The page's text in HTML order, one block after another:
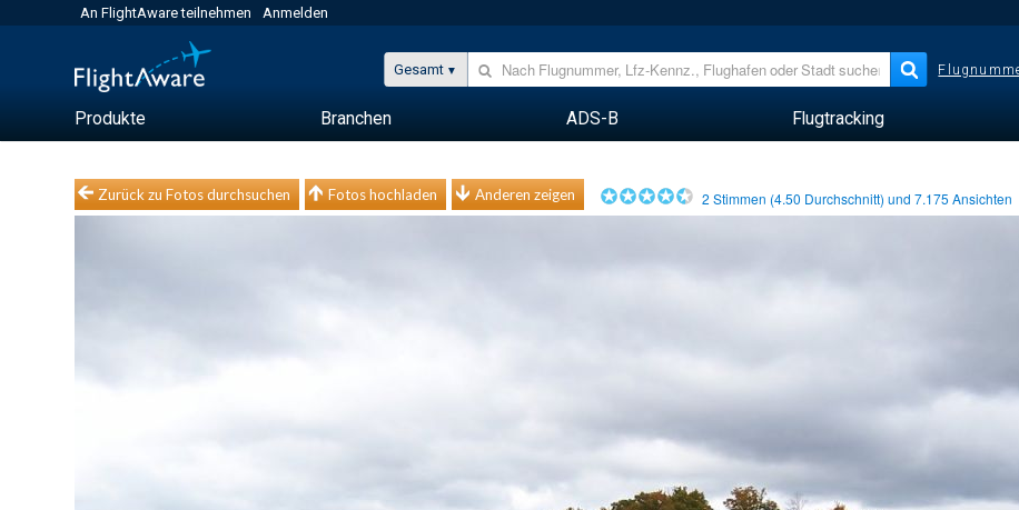
An FlightAware teilnehmen Anmelden
Gesamt
Produkte Branchen ADS-B Flugtracking
Zurück zu Fotos durchsuchen Fotos hochladen Anderen zeigen 2 Stimmen (4.50 Durchschnitt) und7.175 Ansichten